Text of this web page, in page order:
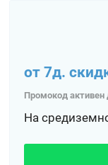
от 7д.
Промокод активен
На